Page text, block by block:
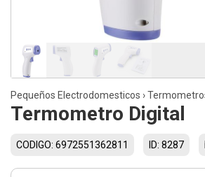
Pequeños Electrodomesticos ›
Termometro Digital
CODIGO: 6972551362811 ID: 8287